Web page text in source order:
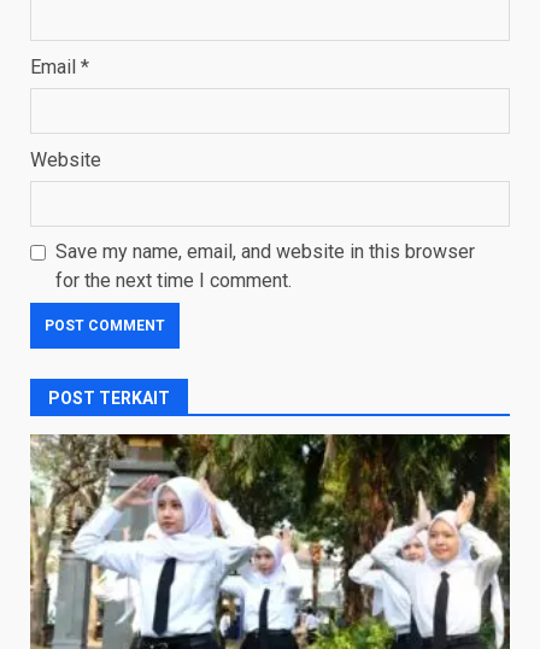
Email *
Website
Save my name, email, and website in this browser
for the next time I comment.
POST TERKAIT